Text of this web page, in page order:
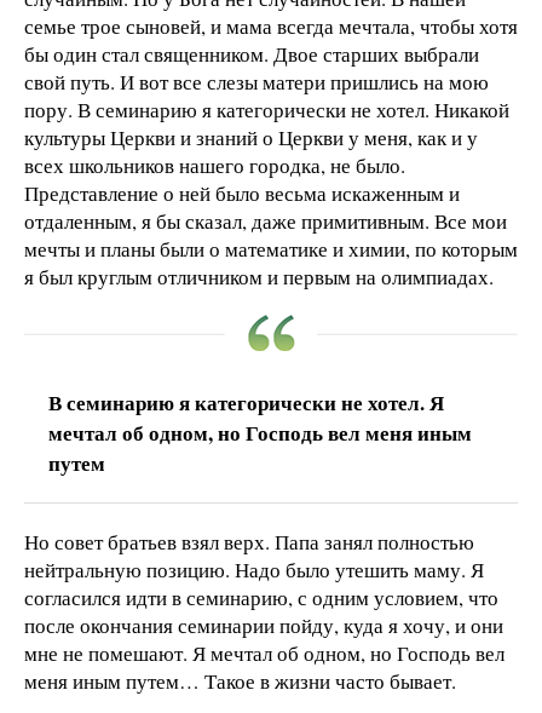
семье трое сыновей, и мама всегда мечтала, чтобы хотя
бы один стал священником. Двое старших выбрали
свой путь. И вот все слезы матери пришлись на мою
пору. В семинарию я категорически не хотел. Никакой
культуры Церкви и знаний о Церкви у меня, как и у
всех школьников нашего городка, не было.
Представление о ней было весьма искаженным и
отдаленным, я бы сказал, даже примитивным. Все мои
мечты и планы были о математике и химии, по которым
я был круглым отличником и первым на олимпиадах.
В семинарию я категорически не хотел. Я
мечтал об одном, но Господь вел меня иным
путем
Но совет братьев взял верх. Папа занял полностью
нейтральную позицию. Надо было утешить маму. Я
согласился идти в семинарию, с одним условием, что
после окончания семинарии пойду, куда я хочу, и они
мне не помешают. Я мечтал об одном, но Господь вел
меня иным путем… Такое в жизни часто бывает.